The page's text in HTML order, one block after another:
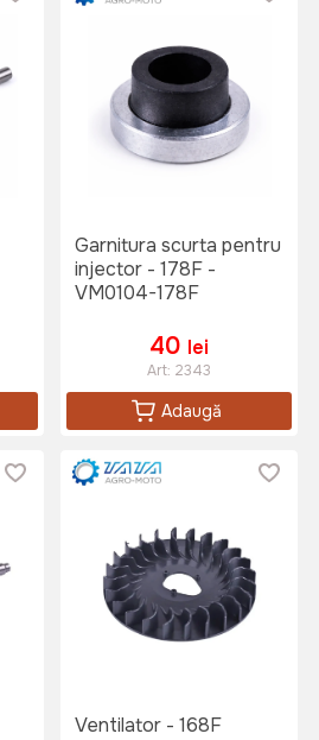
Garnitura scurta pentru
injector - 178F -
VM0104-178F
40 lei
Art: 2343
Adaugă
Ventilator - 168F